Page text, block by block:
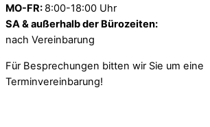
MO-FR: 8:00-18:00 Uhr
SA & außerhalb der Bürozeiten:
nach Vereinbarung
Für Besprechungen bitten wir Sie um eine
Terminvereinbarung!